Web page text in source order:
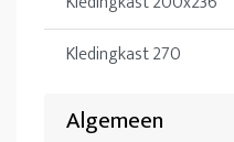
Kledingkast 270
Algemeen